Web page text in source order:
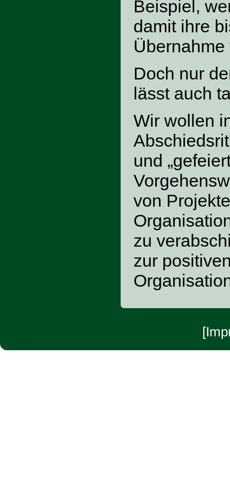
Beispiel,
damit ihre
Übernahme
Doch nur
lässt auch
Wir wollen
und
von
zu
zur
[